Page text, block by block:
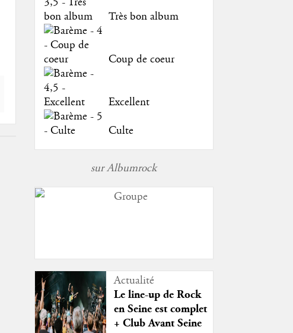
Très bon album
Coup de coeur
Excellent
Culte
sur Albumrock
Groupe
Actualité
Le line-up de Rock
en Seine est complet
+ Club Avant Seine